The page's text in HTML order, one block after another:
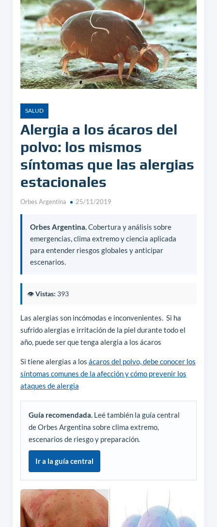
SALUD
Alergia a los ácaros del
polvo: los mismos
síntomas que las alergias
estacionales
Orbes Argentina 25/11/2019
Orbes Argentina. Cobertura y análisis sobre
emergencias, clima extremo y ciencia aplicada
para entender riesgos globales y anticipar
escenarios.
👁️Vistas: 393
Las alergias son incómodas e inconvenientes. Si ha
sufrido alergias e irritación de la piel durante todo el
año, puede ser que tenga alergia a los ácaros
Si tiene alergias a los ácaros del polvo, debe conocer los
síntomas comunes de la afección y cómo prevenir los
ataques de alergia
Guía recomendada. Leé también la guía central
de Orbes Argentina sobre clima extremo,
escenarios de riesgo y preparación.
Ir a la guía central